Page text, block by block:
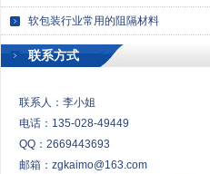
软包装行业常用的阻隔材料
联系方式
联系人：李小姐
电话：135-028-49449
QQ：2669443693
邮箱：zgkaimo@163.com